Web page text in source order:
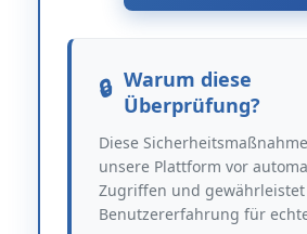
Warum diese
Überprüfung?
Diese
unsere Plattform vor
Zugriffen und
Benutzererfahrung für